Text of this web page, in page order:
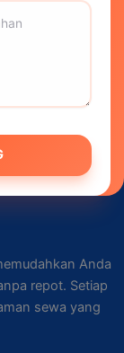
Anda
repot. Setiap
sewa yang